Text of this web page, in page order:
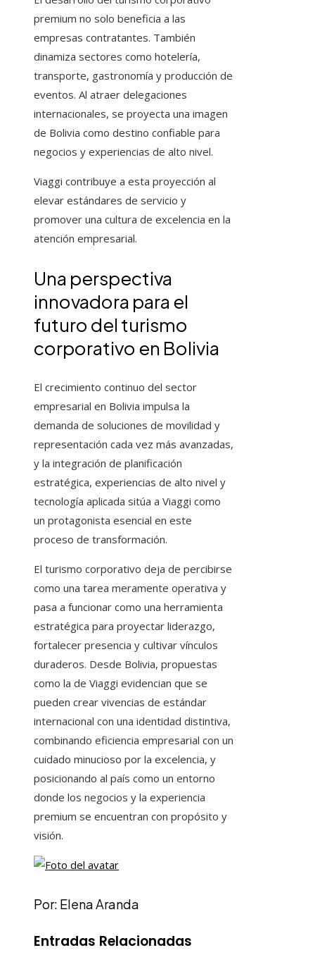
premium no solo beneficia a las
empresas contratantes. También
dinamiza sectores como hotelería,
transporte, gastronomía y producción de
eventos. Al atraer delegaciones
internacionales, se proyecta una imagen
de Bolivia como destino confiable para
negocios y experiencias de alto nivel.
Viaggi contribuye a esta proyección al
elevar estándares de servicio y
promover una cultura de excelencia en la
atención empresarial.
Una perspectiva
innovadora para el
futuro del turismo
corporativo en Bolivia
El crecimiento continuo del sector
empresarial en Bolivia impulsa la
demanda de soluciones de movilidad y
representación cada vez más avanzadas,
y la integración de planificación
estratégica, experiencias de alto nivel y
tecnología aplicada sitúa a Viaggi como
un protagonista esencial en este
proceso de transformación.
El turismo corporativo deja de percibirse
como una tarea meramente operativa y
pasa a funcionar como una herramienta
estratégica para proyectar liderazgo,
fortalecer presencia y cultivar vínculos
duraderos. Desde Bolivia, propuestas
como la de Viaggi evidencian que se
pueden crear vivencias de estándar
internacional con una identidad distintiva,
combinando eficiencia empresarial con un
cuidado minucioso por la excelencia, y
posicionando al país como un entorno
donde los negocios y la experiencia
premium se encuentran con propósito y
visión.
Por: Elena Aranda
Entradas Relacionadas